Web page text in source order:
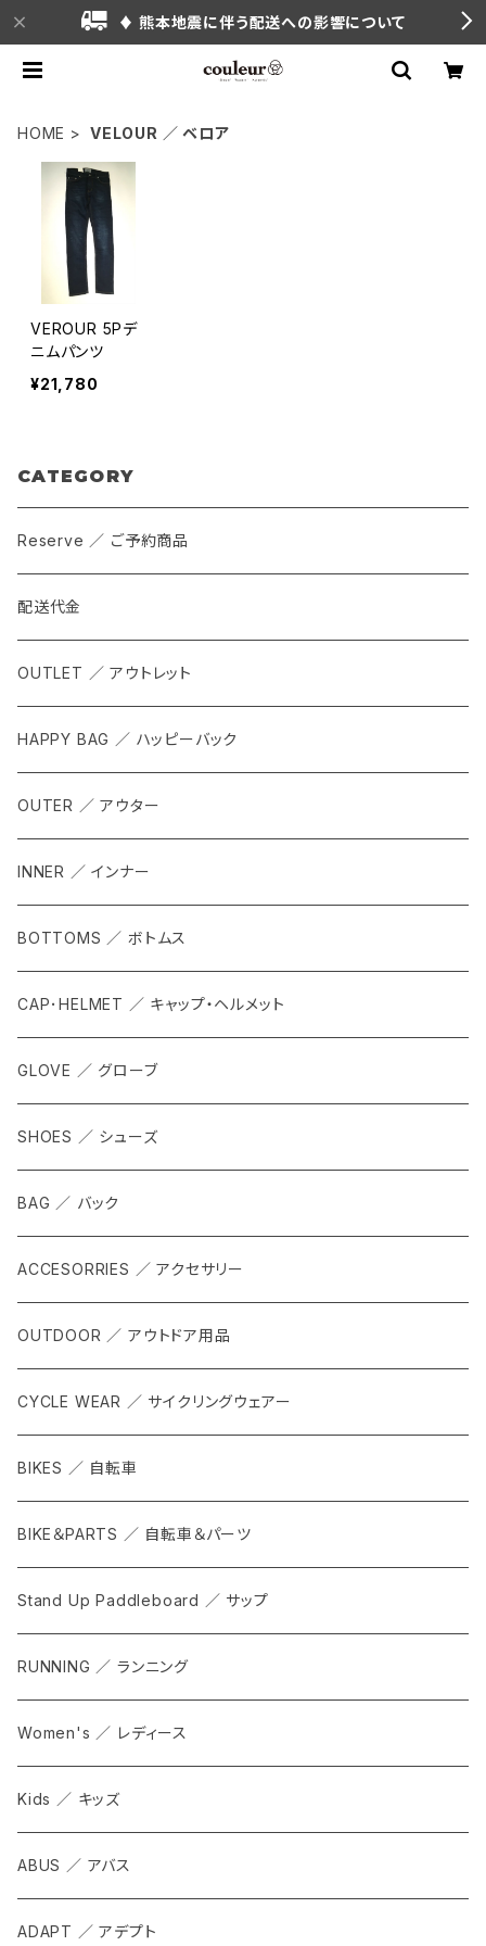
♦ 熊本地震に伴う配送への影響について
HOME VELOUR ／ ベロア
VEROUR 5Pデ
ニムパンツ
¥21,780
CATEGORY
Reserve ／ ご予約商品
配送代金
OUTLET ／ アウトレット
HAPPY BAG ／ ハッピーバック
OUTER ／ アウター
INNER ／ インナー
BOTTOMS ／ ボトムス
CAP･HELMET ／ キャップ・ヘルメット
GLOVE ／ グローブ
SHOES ／ シューズ
BAG ／ バック
ACCESORRIES ／ アクセサリー
OUTDOOR ／ アウトドア用品
CYCLE WEAR ／ サイクリングウェアー
BIKES ／ 自転車
BIKE＆PARTS ／ 自転車＆パーツ
Stand Up Paddleboard ／ サップ
RUNNING ／ ランニング
Women's ／ レディース
Kids ／ キッズ
ABUS ／ アバス
ADAPT ／ アデプト